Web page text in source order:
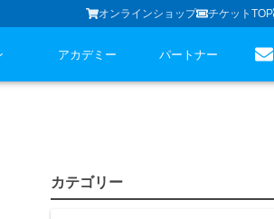
オンラインショップ チケットTOP
アカデミー パートナー
カテゴリー